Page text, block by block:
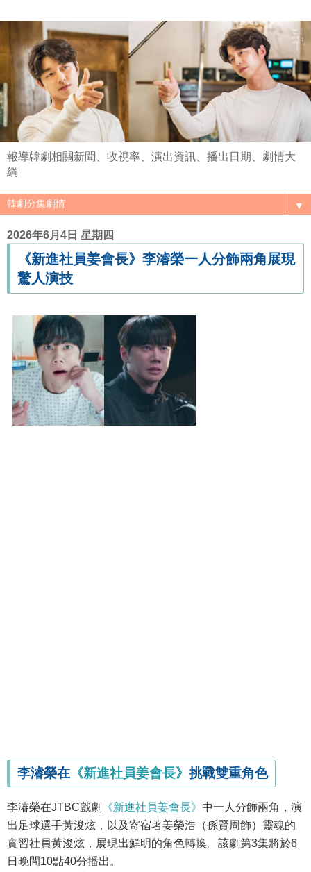
報導韓劇相關新聞、收視率、演出資訊、播出日期、劇情大
綱
▼
2026年6月4日 星期四
《新進社員姜會長》李濬榮一人分飾兩角展現
驚人演技
李濬榮在 《新進社員姜會長》 挑戰雙重角色
李濬榮在JTBC戲劇 《新進社員姜會長》 中一人分飾兩角，演
出足球選手黃浚炫，以及寄宿著姜榮浩（孫賢周飾）靈魂的
實習社員黃浚炫，展現出鮮明的角色轉換。該劇第3集將於6
日晚間10點40分播出。